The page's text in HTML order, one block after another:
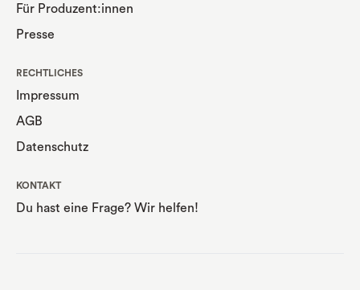
Für Produzent:innen
Presse
RECHTLICHES
Impressum
AGB
Datenschutz
KONTAKT
Du hast eine Frage? Wir helfen!